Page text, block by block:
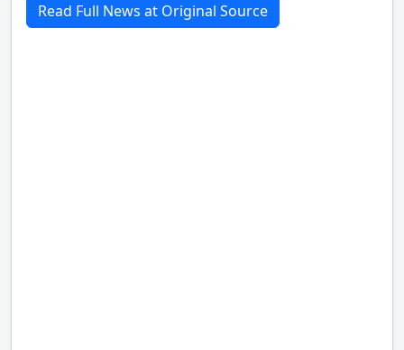
Read Full News at Original Source